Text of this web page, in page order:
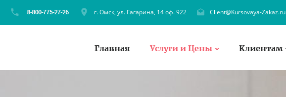
г. Омск, ул. Гагарина, 14 оф. 922 Client@Kursovaya-Zakaz.ru
Главная Услуги и Цены Клиентам